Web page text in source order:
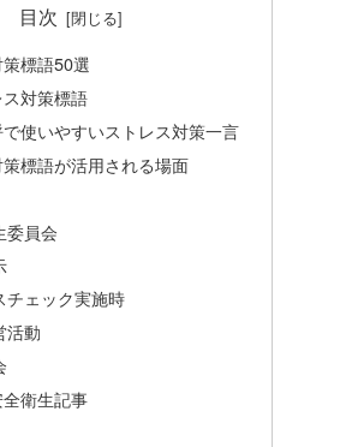
目次
標語50選
対策標語
使いやすいストレス対策一言
標語が活用される場面
委員会
チェック実施時
活動
衛生記事